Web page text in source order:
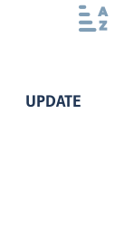
UPDATE